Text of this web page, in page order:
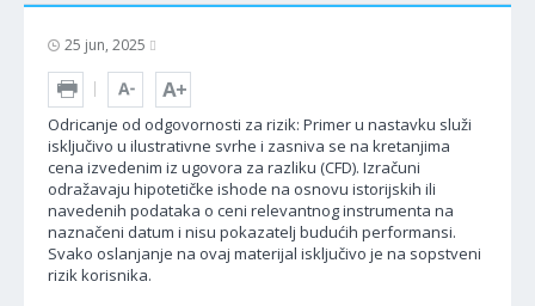
25 jun, 2025
Odricanje od odgovornosti za rizik: Primer u nastavku služi
isključivo u ilustrativne svrhe i zasniva se na kretanjima
cena izvedenim iz ugovora za razliku (CFD). Izračuni
odražavaju hipotetičke ishode na osnovu istorijskih ili
navedenih podataka o ceni relevantnog instrumenta na
naznačeni datum i nisu pokazatelj budućih performansi.
Svako oslanjanje na ovaj materijal isključivo je na sopstveni
rizik korisnika.